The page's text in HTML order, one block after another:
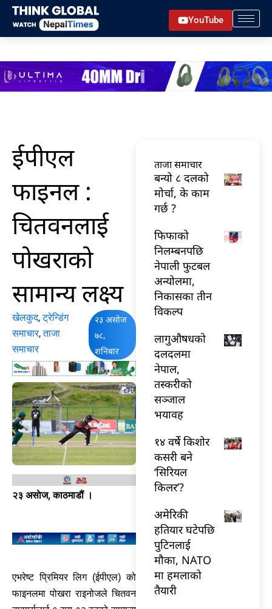
Skip
content
YouTube
ईपीएल
फाइनल :
चितवनलाई
पोखराको
सामान्य लक्ष्य
खेलकुद,ट्रेन्डिंग
समाचार,ताजा
समाचार
२३ असोज
७८,
शनिबार
२३ असाेज, काठमाडौं ।
एभरेष्ट प्रिमियर लिग (ईपीएल) को
फाइनलमा पोखरा राइनोजले चितवन
ताजा समाचार
बन्यो ८ दलको
मोर्चा, के काम
गर्छ ?
फिफाको
निलम्बनपछि
नेपाली फुटबल
अन्योलमा,
निकासका तीन
विकल्प
लागुऔषधको
दलदलमा
नेपाल,
तस्करीको
सञ्जाल
भयावह
१४ वर्षे किशोर
कसरी बने
‘सिरियल
किलर’?
अमेरिकी
हतियार घटेपछि
पुटिनलाई
मौका, NATO
मा हमलाको
तैयारी